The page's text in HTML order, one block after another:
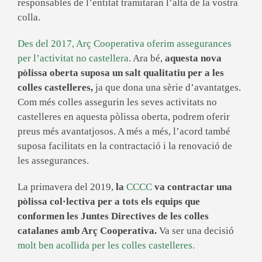
responsables de l’entitat tramitaran l’alta de la vostra
colla.
Des del 2017, Arç Cooperativa oferim assegurances
per l’activitat no castellera. Ara bé, aquesta nova
pòlissa oberta suposa un salt qualitatiu per a les
colles castelleres, ja que dona una sèrie d’avantatges.
Com més colles assegurin les seves activitats no
castelleres en aquesta pòlissa oberta, podrem oferir
preus més avantatjosos. A més a més, l’acord també
suposa facilitats en la contractació i la renovació de
les assegurances.
La primavera del 2019, la CCCC va contractar una
pòlissa col·lectiva per a tots els equips que
conformen les Juntes Directives de les colles
catalanes amb Arç Cooperativa. Va ser una decisió
molt ben acollida per les colles castelleres.